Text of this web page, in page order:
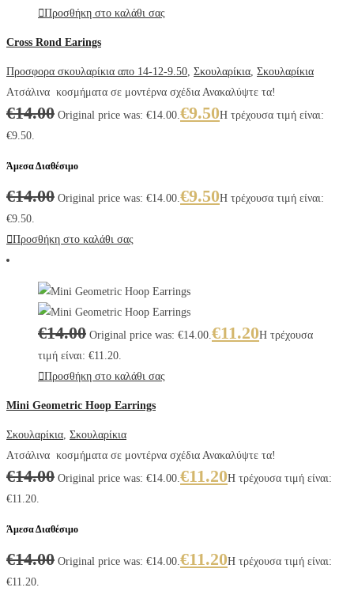
Προσθήκη στο καλάθι σας
Cross Rond Earings
Προσφορα σκουλαρίκια απο 14-12-9.50 Σκουλαρίκια Σκουλαρίκια
Ατσάλινα κοσμήματα σε μοντέρνα σχέδια Ανακαλύψτε τα!
€14.00 Original price was: €14.00. €9.50Η τρέχουσα τιμή είναι:
€9.50.
Άμεσα Διαθέσιμο
€14.00 Original price was: €14.00. €9.50Η τρέχουσα τιμή είναι:
€9.50.
Προσθήκη στο καλάθι σας
€14.00 Original price was: €14.00. €11.20Η τρέχουσα
τιμή είναι: €11.20.
Προσθήκη στο καλάθι σας
Mini Geometric Hoop Earrings
Σκουλαρίκια Σκουλαρίκια
Ατσάλινα κοσμήματα σε μοντέρνα σχέδια Ανακαλύψτε τα!
€14.00 Original price was: €14.00. €11.20Η τρέχουσα τιμή είναι:
€11.20.
Άμεσα Διαθέσιμο
€14.00 Original price was: €14.00. €11.20Η τρέχουσα τιμή είναι:
€11.20.